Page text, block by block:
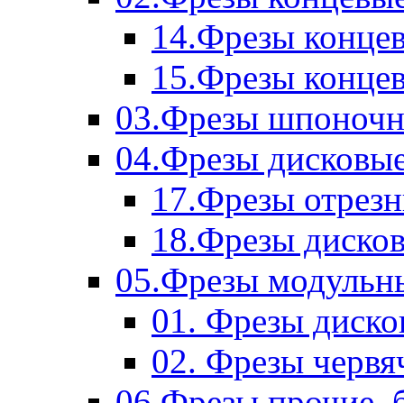
14.Фрезы
15.Фрезы
03.Фрезы
04.Фрезы
17.Фрезы
18.Фрезы
05.Фрезы
01. Фрезы
02. Фрезы